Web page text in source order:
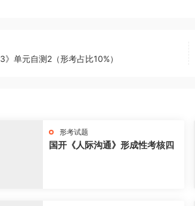
》单元自测2（形考占比10%）
形考试题
国开《人际沟通》形成性考核四